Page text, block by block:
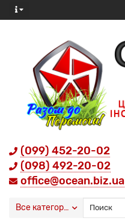
(099) 452-20-02
(098) 492-20-02
office@ocean.biz.ua
Все категории